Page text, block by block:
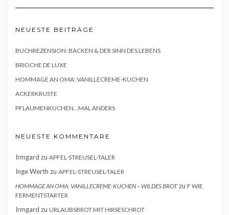
NEUESTE BEITRÄGE
BUCHREZENSION: BACKEN & DER SINN DES LEBENS
BRIOCHE DE LUXE
HOMMAGE AN OMA: VANILLECREME-KUCHEN
ACKERKRUSTE
PFLAUMENKUCHEN…MAL ANDERS
NEUESTE KOMMENTARE
Irmgard zu APFEL-STREUSEL-TALER
Inge Werth zu APFEL-STREUSEL-TALER
HOMMAGE AN OMA: VANILLECREME-KUCHEN – WILDES BROT zu F WIE
FERMENTSTARTER
Irmgard zu URLAUBSBROT MIT HIRSESCHROT